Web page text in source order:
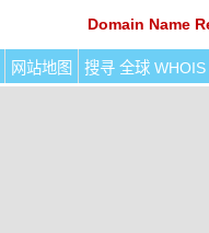
Domain Name
网站地图 搜寻 全球